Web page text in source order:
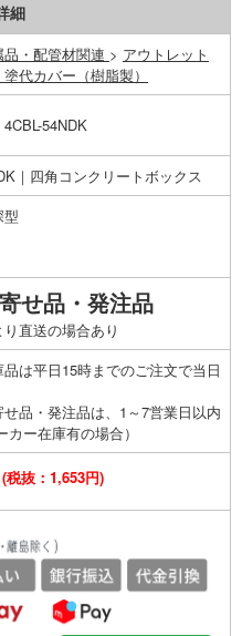
細
・配管材関連 > アウトレット
代カバー（樹脂製）
54NDK
｜四角コンクリートボックス
型
せ品・発注品
直送の場合あり
品は平日15時までのご注文で当日
せ品・発注品は、1～7営業日以内
カー在庫有の場合）
(税抜：1,653円)